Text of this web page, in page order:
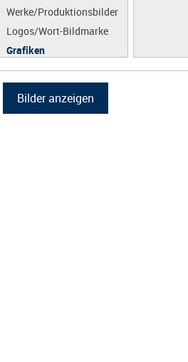
Werke/Produktionsbilder
Logos/Wort-Bildmarke
Grafiken